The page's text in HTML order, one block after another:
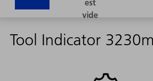
Tool Indicator